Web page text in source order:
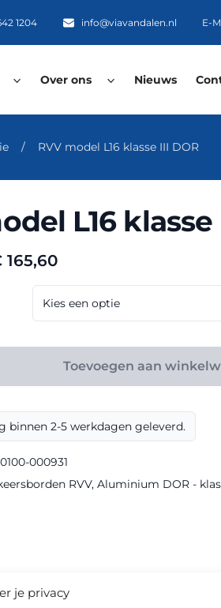
je privacy
1204 info@viavandalen.nl E-
Over ons Nieuws
/ RVV model L16 klasse III DOR
L16 klasse
165,60Prijsklasse:
€ 109,60
tot
€ 165,60
Toevoegen aan
binnen 2-5 werkdagen geleverd.
000931
RVV, Aluminium DOR -